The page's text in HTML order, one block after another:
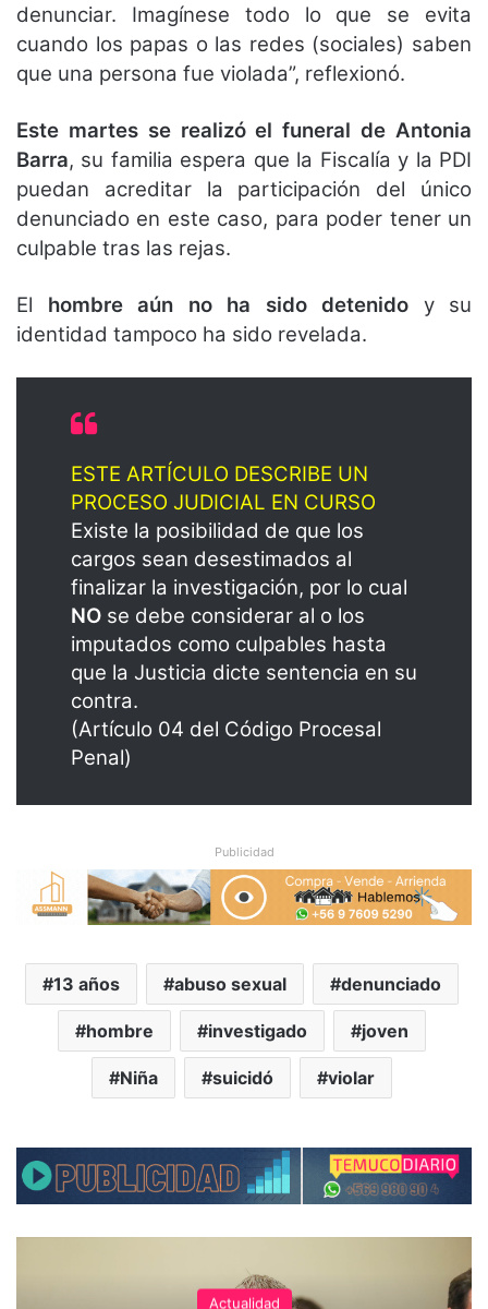
denunciar. Imagínese todo lo que se evita
cuando los papas o las redes (sociales) saben
que una persona fue violada”, reflexionó.
Este martes se realizó el funeral de Antonia
Barra, su familia espera que la Fiscalía y la PDI
puedan acreditar la participación del único
denunciado en este caso, para poder tener un
culpable tras las rejas.
El hombre aún no ha sido detenido y su
identidad tampoco ha sido revelada.
ESTE ARTÍCULO DESCRIBE UN
PROCESO JUDICIAL EN CURSO
Existe la posibilidad de que los
cargos sean desestimados al
finalizar la investigación, por lo cual
NO se debe considerar al o los
imputados como culpables hasta
que la Justicia dicte sentencia en su
contra.
(Artículo 04 del Código Procesal
Penal)
Publicidad
13 años abuso sexual denunciado
hombre investigado joven
Niña suicidó violar
Actualidad